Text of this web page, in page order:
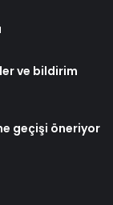
ve bildirim
geçişi öneriyor